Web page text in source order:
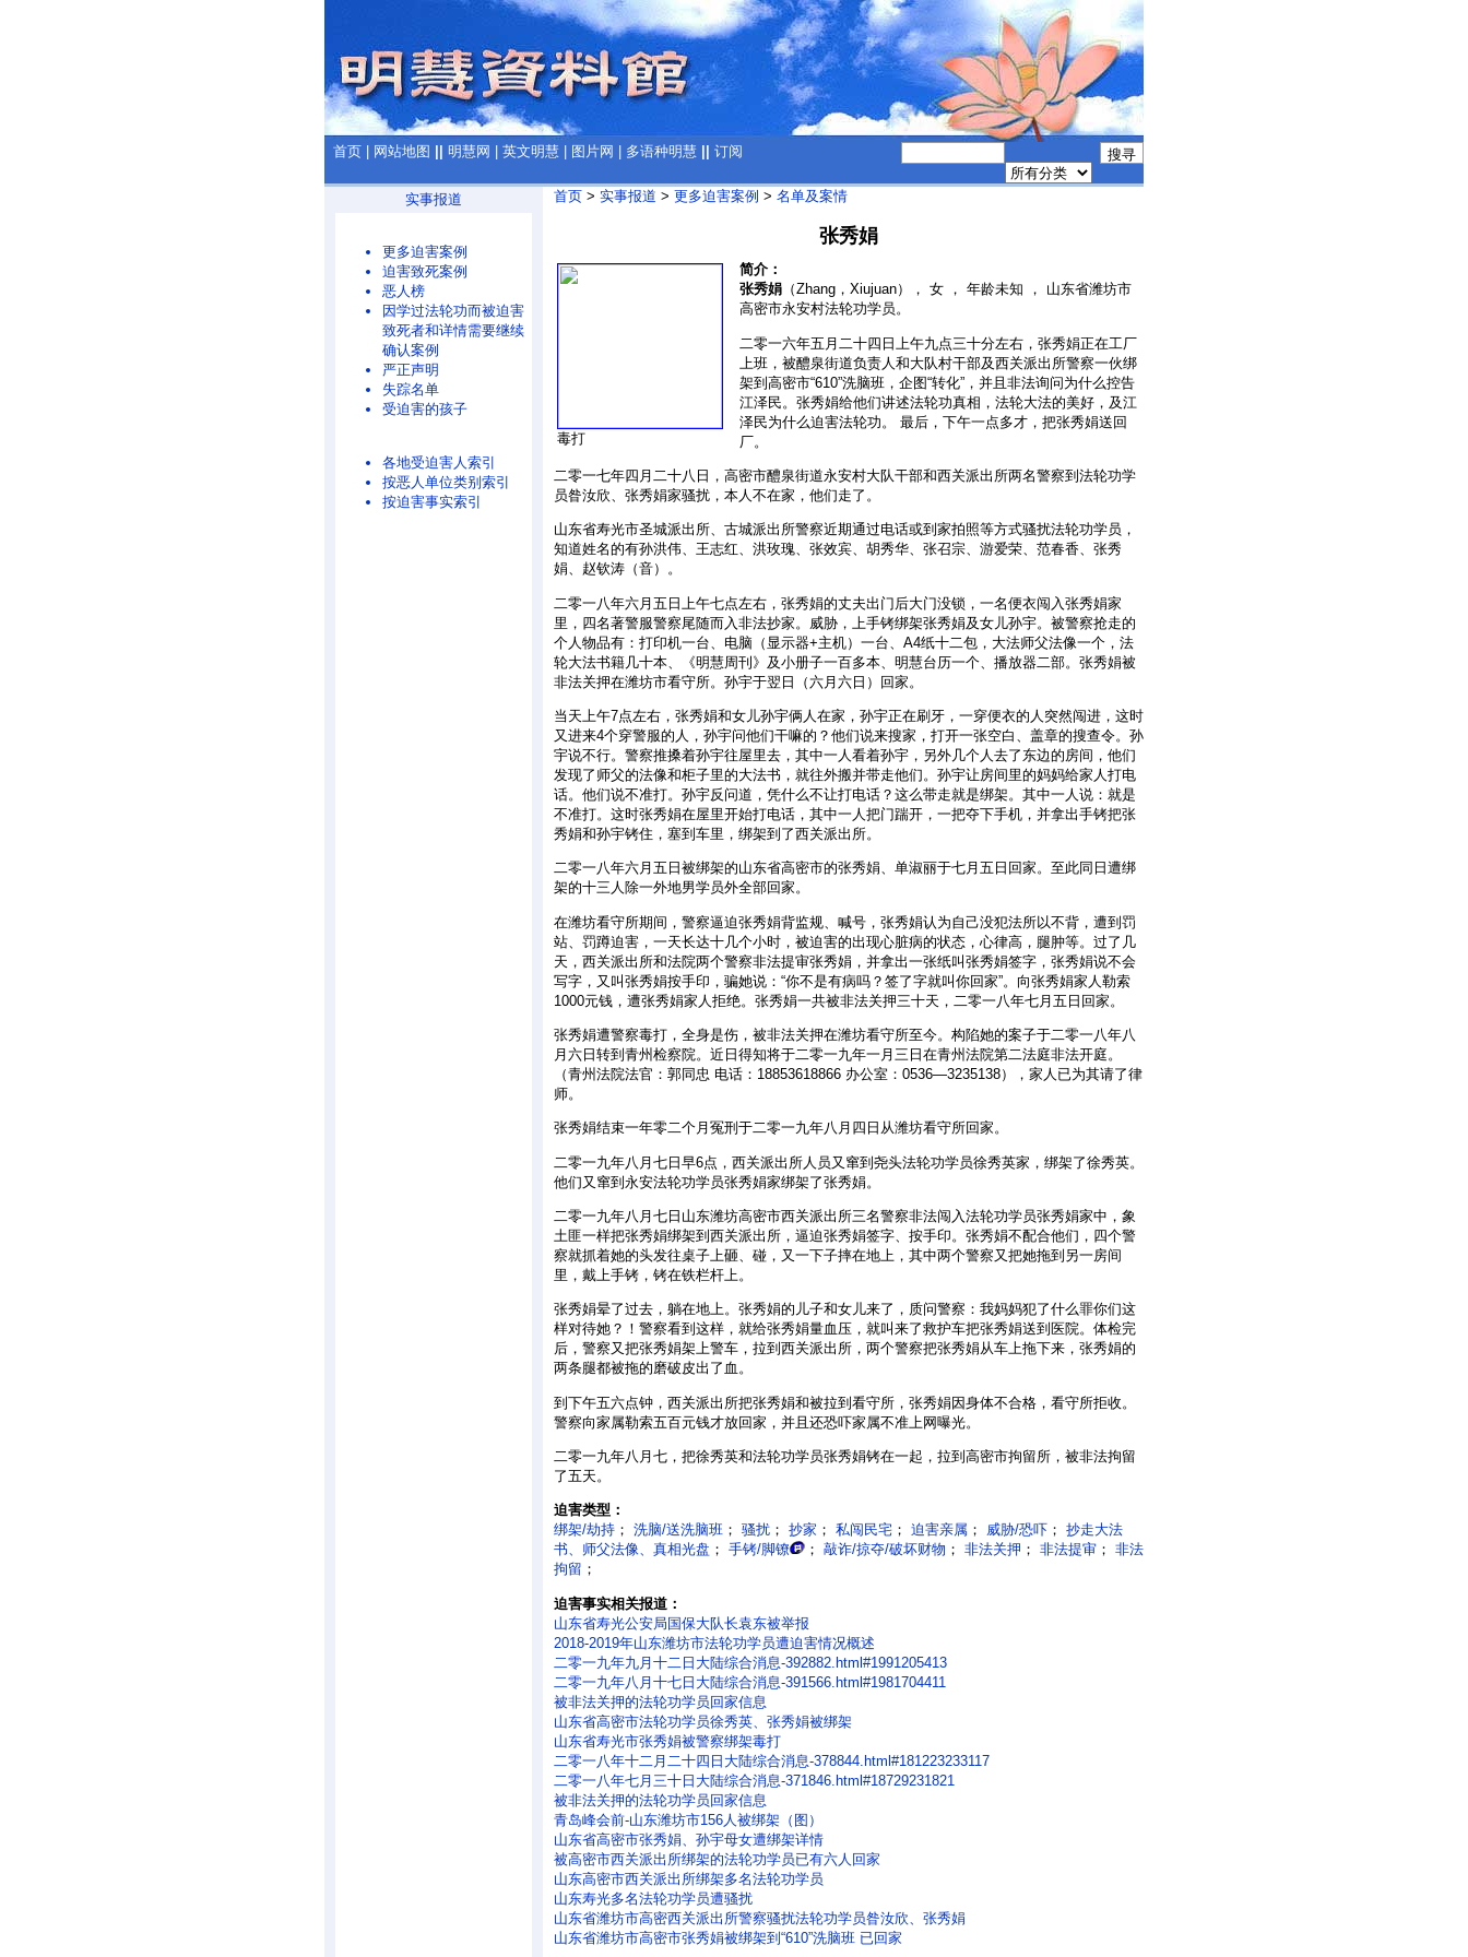
首页 网站地图 明慧网 英文明慧 图片网 多语种明慧 订阅
实事报道
更多迫害案例
迫害致死案例
恶人榜
因学过法轮功而被迫害
致死者和详情需要继续
确认案例
严正声明
失踪名单
受迫害的孩子
各地受迫害人索引
按恶人单位类别索引
按迫害事实索引
首页 > 实事报道 > 更多迫害案例 > 名单及案情
张秀娟
毒打
简介：
张秀娟 （Zhang，Xiujuan）， 女 ， 年龄未知 ， 山东省潍坊市
高密市永安村法轮功学员。
二零一六年五月二十四日上午九点三十分左右，张秀娟正在工厂
上班，被醴泉街道负责人和大队村干部及西关派出所警察一伙绑
架到高密市“610”洗脑班，企图“转化”，并且非法询问为什么控告
江泽民。张秀娟给他们讲述法轮功真相，法轮大法的美好，及江
泽民为什么迫害法轮功。 最后，下午一点多才，把张秀娟送回
厂。
二零一七年四月二十八日，高密市醴泉街道永安村大队干部和西关派出所两名警察到法轮功学
员昝汝欣、张秀娟家骚扰，本人不在家，他们走了。
山东省寿光市圣城派出所、古城派出所警察近期通过电话或到家拍照等方式骚扰法轮功学员，
知道姓名的有孙洪伟、王志红、洪玫瑰、张效宾、胡秀华、张召宗、游爱荣、范春香、张秀
娟、赵钦涛（音）。
二零一八年六月五日上午七点左右，张秀娟的丈夫出门后大门没锁，一名便衣闯入张秀娟家
里，四名著警服警察尾随而入非法抄家。威胁，上手铐绑架张秀娟及女儿孙宇。被警察抢走的
个人物品有：打印机一台、电脑（显示器+主机）一台、A4纸十二包，大法师父法像一个，法
轮大法书籍几十本、《明慧周刊》及小册子一百多本、明慧台历一个、播放器二部。张秀娟被
非法关押在潍坊市看守所。孙宇于翌日（六月六日）回家。
当天上午7点左右，张秀娟和女儿孙宇俩人在家，孙宇正在刷牙，一穿便衣的人突然闯进，这时
又进来4个穿警服的人，孙宇问他们干嘛的？他们说来搜家，打开一张空白、盖章的搜查令。孙
宇说不行。警察推搡着孙宇往屋里去，其中一人看着孙宇，另外几个人去了东边的房间，他们
发现了师父的法像和柜子里的大法书，就往外搬并带走他们。孙宇让房间里的妈妈给家人打电
话。他们说不准打。孙宇反问道，凭什么不让打电话？这么带走就是绑架。其中一人说：就是
不准打。这时张秀娟在屋里开始打电话，其中一人把门踹开，一把夺下手机，并拿出手铐把张
秀娟和孙宇铐住，塞到车里，绑架到了西关派出所。
二零一八年六月五日被绑架的山东省高密市的张秀娟、单淑丽于七月五日回家。至此同日遭绑
架的十三人除一外地男学员外全部回家。
在潍坊看守所期间，警察逼迫张秀娟背监规、喊号，张秀娟认为自己没犯法所以不背，遭到罚
站、罚蹲迫害，一天长达十几个小时，被迫害的出现心脏病的状态，心律高，腿肿等。过了几
天，西关派出所和法院两个警察非法提审张秀娟，并拿出一张纸叫张秀娟签字，张秀娟说不会
写字，又叫张秀娟按手印，骗她说：“你不是有病吗？签了字就叫你回家”。向张秀娟家人勒索
1000元钱，遭张秀娟家人拒绝。张秀娟一共被非法关押三十天，二零一八年七月五日回家。
张秀娟遭警察毒打，全身是伤，被非法关押在潍坊看守所至今。构陷她的案子于二零一八年八
月六日转到青州检察院。近日得知将于二零一九年一月三日在青州法院第二法庭非法开庭。
（青州法院法官：郭同忠 电话：18853618866 办公室：0536—3235138），家人已为其请了律
师。
张秀娟结束一年零二个月冤刑于二零一九年八月四日从潍坊看守所回家。
二零一九年八月七日早6点，西关派出所人员又窜到尧头法轮功学员徐秀英家，绑架了徐秀英。
他们又窜到永安法轮功学员张秀娟家绑架了张秀娟。
二零一九年八月七日山东潍坊高密市西关派出所三名警察非法闯入法轮功学员张秀娟家中，象
土匪一样把张秀娟绑架到西关派出所，逼迫张秀娟签字、按手印。张秀娟不配合他们，四个警
察就抓着她的头发往桌子上砸、碰，又一下子摔在地上，其中两个警察又把她拖到另一房间
里，戴上手铐，铐在铁栏杆上。
张秀娟晕了过去，躺在地上。张秀娟的儿子和女儿来了，质问警察：我妈妈犯了什么罪你们这
样对待她？！警察看到这样，就给张秀娟量血压，就叫来了救护车把张秀娟送到医院。体检完
后，警察又把张秀娟架上警车，拉到西关派出所，两个警察把张秀娟从车上拖下来，张秀娟的
两条腿都被拖的磨破皮出了血。
到下午五六点钟，西关派出所把张秀娟和被拉到看守所，张秀娟因身体不合格，看守所拒收。
警察向家属勒索五百元钱才放回家，并且还恐吓家属不准上网曝光。
二零一九年八月七，把徐秀英和法轮功学员张秀娟铐在一起，拉到高密市拘留所，被非法拘留
了五天。
迫害类型：
绑架/劫持 ； 洗脑/送洗脑班 ； 骚扰 ； 抄家 ； 私闯民宅 ； 迫害亲属 ； 威胁/恐吓 ； 抄走大法
书、师父法像、真相光盘 ； 手铐/脚镣 ； 敲诈/掠夺/破坏财物 ； 非法关押 ； 非法提审 ； 非法
拘留 ；
迫害事实相关报道：
山东省寿光公安局国保大队长袁东被举报
2018-2019年山东潍坊市法轮功学员遭迫害情况概述
二零一九年九月十二日大陆综合消息-392882.html#1991205413
二零一九年八月十七日大陆综合消息-391566.html#1981704411
被非法关押的法轮功学员回家信息
山东省高密市法轮功学员徐秀英、张秀娟被绑架
山东省寿光市张秀娟被警察绑架毒打
二零一八年十二月二十四日大陆综合消息-378844.html#181223233117
二零一八年七月三十日大陆综合消息-371846.html#18729231821
被非法关押的法轮功学员回家信息
青岛峰会前-山东潍坊市156人被绑架（图）
山东省高密市张秀娟、孙宇母女遭绑架详情
被高密市西关派出所绑架的法轮功学员已有六人回家
山东高密市西关派出所绑架多名法轮功学员
山东寿光多名法轮功学员遭骚扰
山东省潍坊市高密西关派出所警察骚扰法轮功学员昝汝欣、张秀娟
山东省潍坊市高密市张秀娟被绑架到“610”洗脑班 已回家